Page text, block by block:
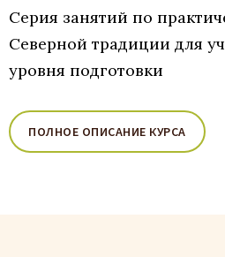
Серия занятий по
Северной традиции для
уровня подготовки
ПОЛНОЕ ОПИСАНИЕ КУРСА